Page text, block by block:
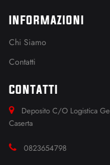
INFORMAZIONI
Chi Siamo
Contatti
CONTATTI
Deposito C/O Logistica
Caserta
0823654798